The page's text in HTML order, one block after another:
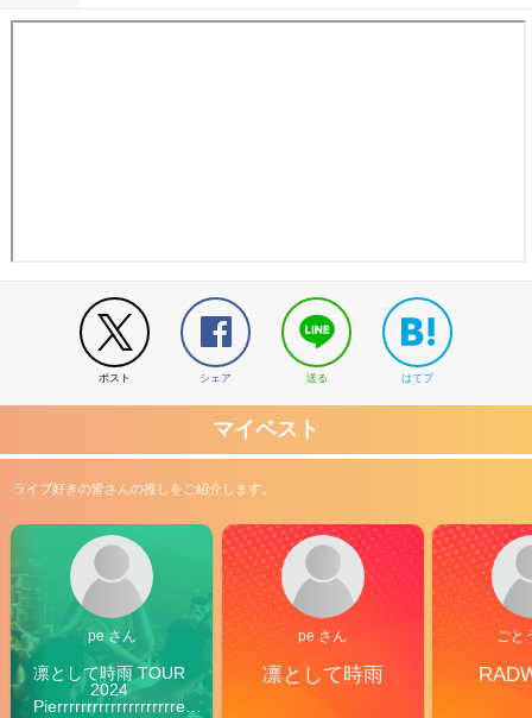
ポスト シェア 送る はてブ
マイベスト
ライブ好きの皆さんの推しをご紹介します。
pe さん
凛として時雨 TOUR
2024
Pierrrrrrrrrrrrrrrrrrrre
pe さん
凛として時雨
ごと